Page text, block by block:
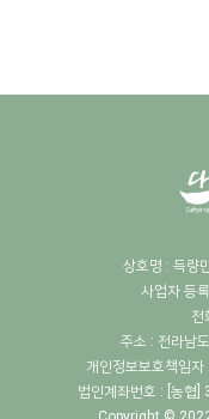
상호명 : 득량
사업자 등
전
주소 : 전라남
개인정보보호책임자 :
법인계좌번호 : [농협